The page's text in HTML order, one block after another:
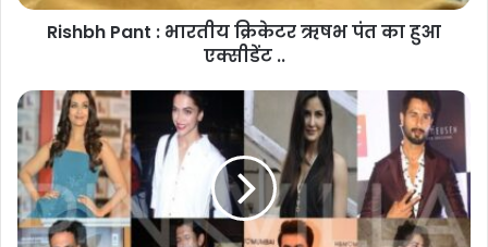
Rishbh Pant : भारतीय क्रिकेटर ऋषभ पंत का हुआ
एक्सीडेंट ..